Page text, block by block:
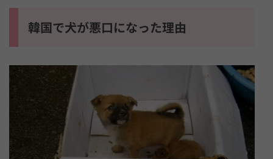
韓国で犬が悪口になった理由